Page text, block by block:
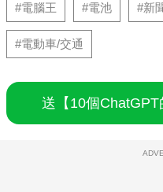
#電腦王 #電池 #新
#電動車/交通
送【10個